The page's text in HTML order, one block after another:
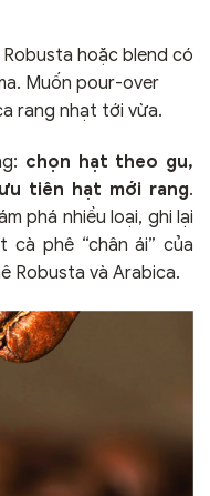
hoặc blend có
Muốn pour-over
rang nhạt tới vừa.
chọn hạt theo gu,
tiên hạt mới rang.
phá nhiều loại, ghi lại
cà phê “chân ái” của
Robusta và Arabica.